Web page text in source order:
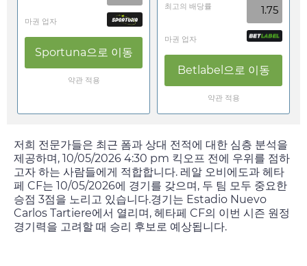
마권 업자
Sportuna으로 이동
약관 적용
최고의 배당률 1.75
마권 업자
Betlabel 으로 이동
약관 적용
저희 전문가들은 최근 폼과 상대 전적에 대한 심층 분석을
제공하며, 10/05/2026 4:30 pm 킥오프 전에 우위를 점하
고자 하는 사람들에게 적합합니다. 레알 오비에도과 헤타
페 CF는 10/05/2026에 경기를 갖으며, 두 팀 모두 중요한
승점 3점을 노리고 있습니다.경기는 Estadio Nuevo
Carlos Tartiere에서 열리며, 헤타페 CF의 이번 시즌 원정
경기력을 고려할 때 승리 후보로 예상됩니다.